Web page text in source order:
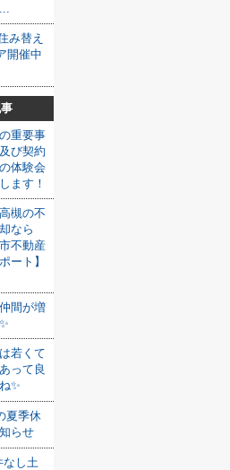
み替え
開催中
重要事
び契約
体験会
ます！
槻の不
なら
市不動産
ート】
間が増
若くて
って良
✨
夏季休
らせ
なし土